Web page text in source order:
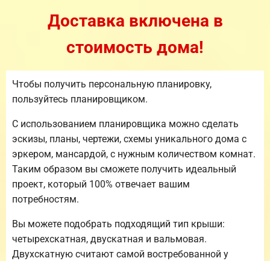
Доставка включена в
стоимость дома!
Чтобы получить персональную планировку,
пользуйтесь планировщиком.
С использованием планировщика можно сделать
эскизы, планы, чертежи, схемы уникального дома с
эркером, мансардой, с нужным количеством комнат.
Таким образом вы сможете получить идеальный
проект, который 100% отвечает вашим
потребностям.
Вы можете подобрать подходящий тип крыши:
четырехскатная, двускатная и вальмовая.
Двухскатную считают самой востребованной у